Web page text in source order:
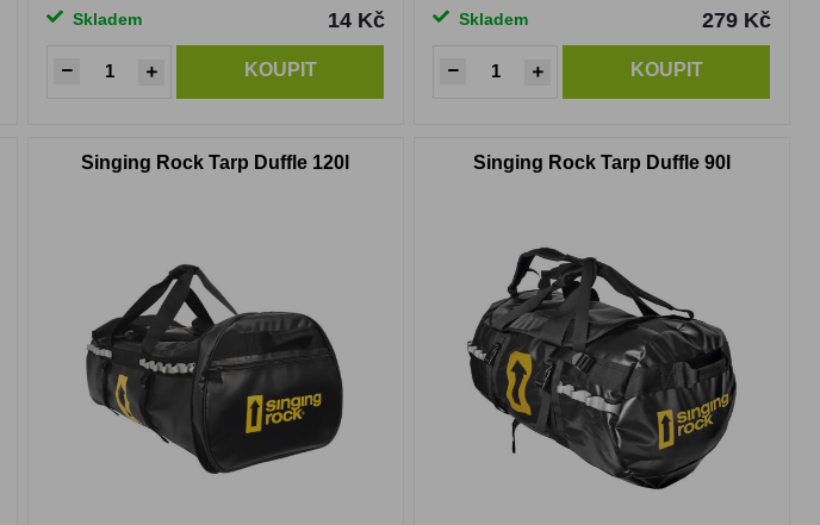
Skladem 14 Kč
KOUPIT
Skladem 279 Kč
KOUPIT
Singing Rock Tarp Duffle 120l Singing Rock Tarp Duffle 90l